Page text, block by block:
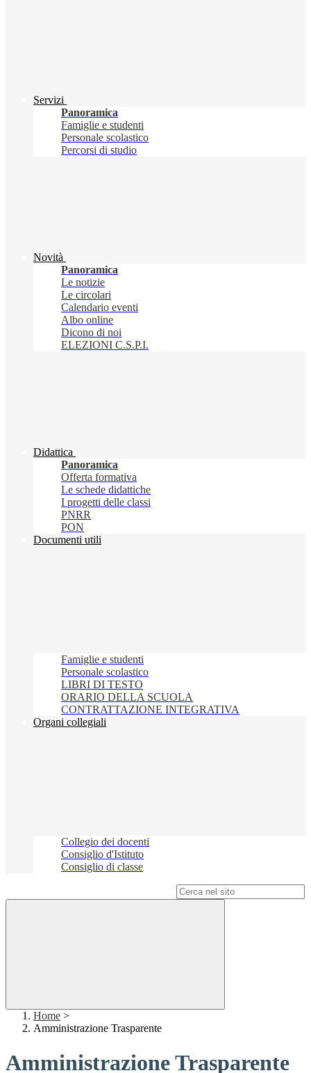
Servizi
Panoramica
Famiglie e studenti
Personale scolastico
Percorsi di studio
Novità
Panoramica
Le notizie
Le circolari
Calendario eventi
Albo online
Dicono di noi
ELEZIONI C.S.P.I.
Didattica
Panoramica
Offerta formativa
Le schede didattiche
I progetti delle classi
PNRR
PON
Documenti utili
Famiglie e studenti
Personale scolastico
LIBRI DI TESTO
ORARIO DELLA SCUOLA
CONTRATTAZIONE INTEGRATIVA
Organi collegiali
Collegio dei docenti
Consiglio d'Istituto
Consiglio di classe
Home >
Amministrazione Trasparente
Amministrazione Trasparente